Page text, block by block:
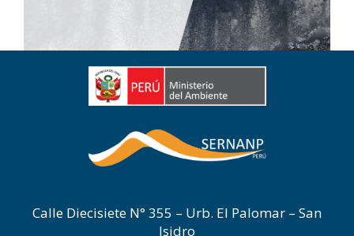
Calle Diecisiete N° 355 – Urb. El Palomar – San
Isidro